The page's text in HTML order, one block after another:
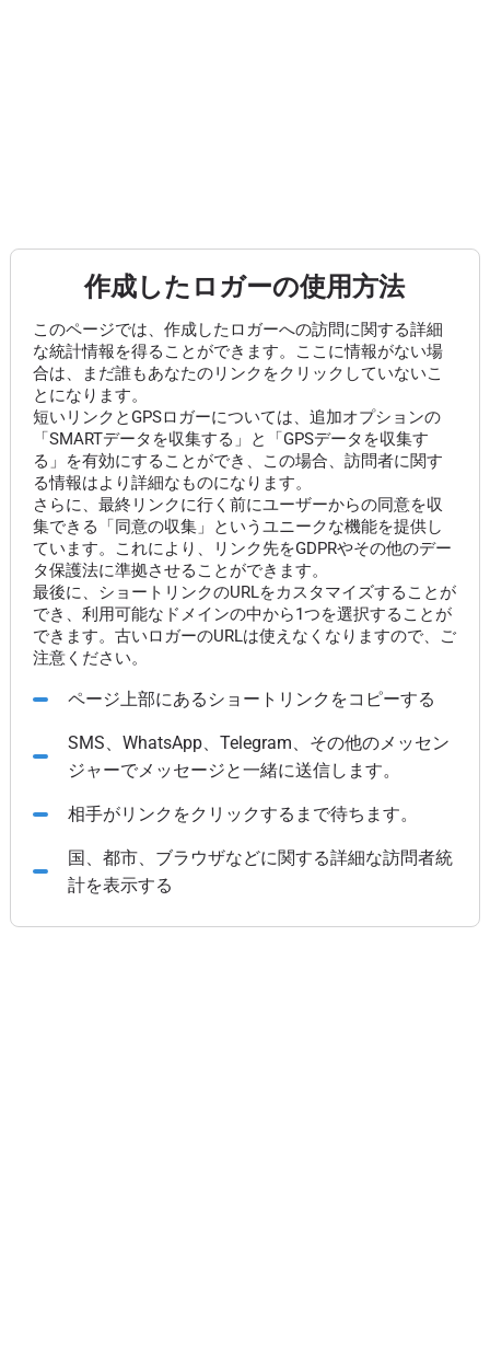
作成したロガーの使用方法
このページでは、作成したロガーへの訪問に関する詳細
な統計情報を得ることができます。ここに情報がない場
合は、まだ誰もあなたのリンクをクリックしていないこ
とになります。
短いリンクとGPSロガーについては、追加オプションの
「SMARTデータを収集する」と「GPSデータを収集す
る」を有効にすることができ、この場合、訪問者に関す
る情報はより詳細なものになります。
さらに、最終リンクに行く前にユーザーからの同意を収
集できる「同意の収集」というユニークな機能を提供し
ています。これにより、リンク先をGDPRやその他のデー
タ保護法に準拠させることができます。
最後に、ショートリンクのURLをカスタマイズすることが
でき、利用可能なドメインの中から1つを選択することが
できます。古いロガーのURLは使えなくなりますので、ご
注意ください。
ページ上部にあるショートリンクをコピーする
SMS、WhatsApp、Telegram、その他のメッセン
ジャーでメッセージと一緒に送信します。
相手がリンクをクリックするまで待ちます。
国、都市、ブラウザなどに関する詳細な訪問者統
計を表示する